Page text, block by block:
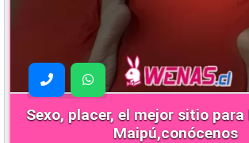
Sexo, placer, el mejor sitio para
Maipú,conócenos